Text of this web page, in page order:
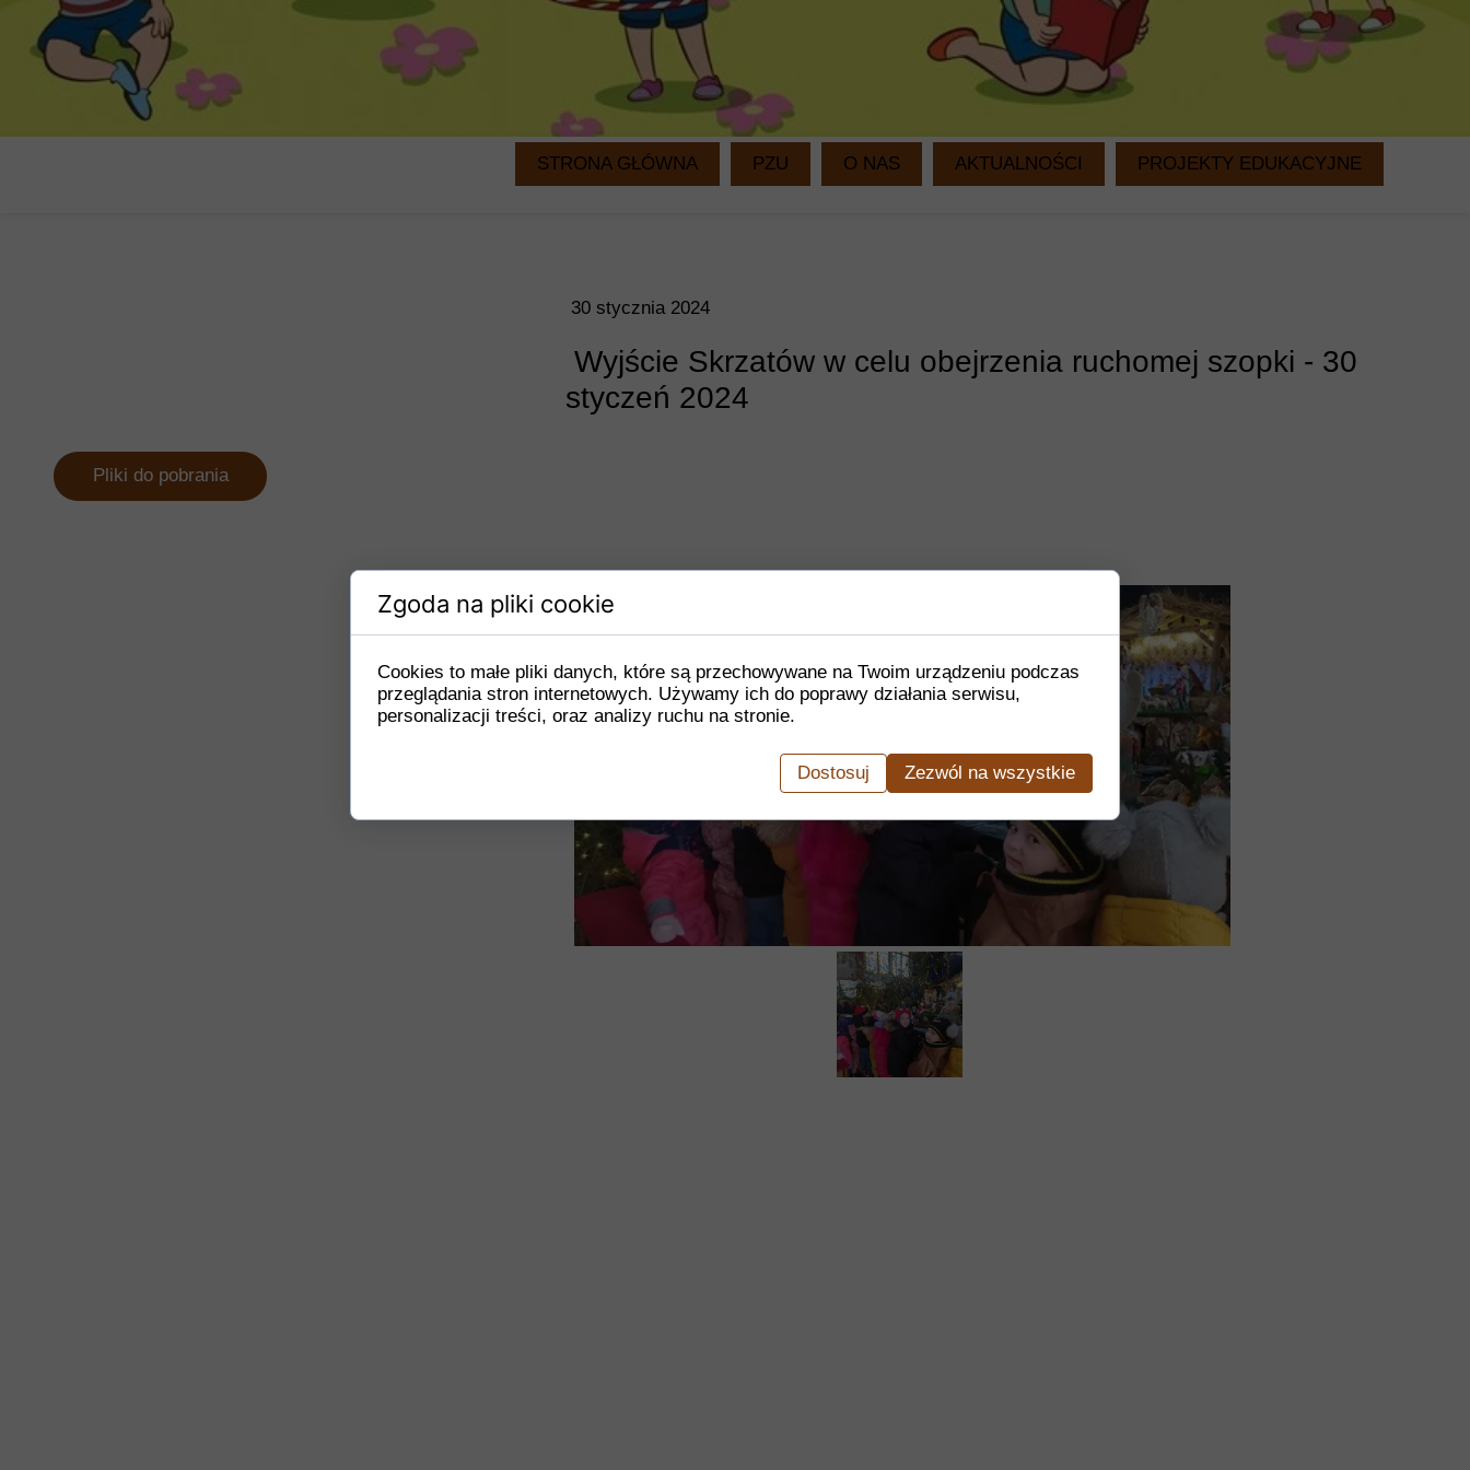
30 stycznia 2024
Wyjście Skrzatów w celu obejrzenia ruchomej szopki - 30
styczeń 2024
Pliki do pobrania
STRONA GŁÓWNA PZU O NAS AKTUALNOŚCI PROJEKTY EDUKACYJNE
Zgoda na pliki cookie
Cookies to małe pliki danych, które są przechowywane na Twoim urządzeniu podczas
przeglądania stron internetowych. Używamy ich do poprawy działania serwisu,
personalizacji treści, oraz analizy ruchu na stronie.
Dostosuj Zezwól na wszystkie